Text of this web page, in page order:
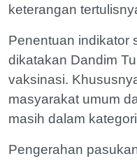
keterangan
Penentuan indikator
dikatakan Dandim
vaksinasi.
masyarakat umum
masih dalam
Pengerahan